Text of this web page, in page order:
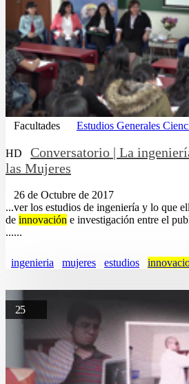
Facultades Estudios Generales
HD
Conversatorio | La
las Mujeres
26 de Octubre de 2017
...ver los estudios de ingeniería y lo que
de innovación e investigación entre el
......
ingenieria mujeres estudios
25